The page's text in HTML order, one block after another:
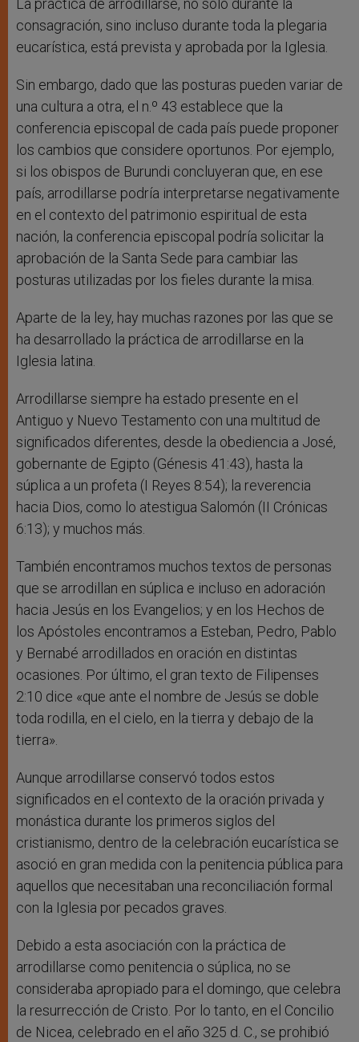
La práctica de arrodillarse, no solo durante la
consagración, sino incluso durante toda la plegaria
eucarística, está prevista y aprobada por la Iglesia.
Sin embargo, dado que las posturas pueden variar de
una cultura a otra, el n.º 43 establece que la
conferencia episcopal de cada país puede proponer
los cambios que considere oportunos. Por ejemplo,
si los obispos de Burundi concluyeran que, en ese
país, arrodillarse podría interpretarse negativamente
en el contexto del patrimonio espiritual de esta
nación, la conferencia episcopal podría solicitar la
aprobación de la Santa Sede para cambiar las
posturas utilizadas por los fieles durante la misa.
Aparte de la ley, hay muchas razones por las que se
ha desarrollado la práctica de arrodillarse en la
Iglesia latina.
Arrodillarse siempre ha estado presente en el
Antiguo y Nuevo Testamento con una multitud de
significados diferentes, desde la obediencia a José,
gobernante de Egipto (Génesis 41:43), hasta la
súplica a un profeta (I Reyes 8:54); la reverencia
hacia Dios, como lo atestigua Salomón (II Crónicas
6:13); y muchos más.
También encontramos muchos textos de personas
que se arrodillan en súplica e incluso en adoración
hacia Jesús en los Evangelios; y en los Hechos de
los Apóstoles encontramos a Esteban, Pedro, Pablo
y Bernabé arrodillados en oración en distintas
ocasiones. Por último, el gran texto de Filipenses
2:10 dice «que ante el nombre de Jesús se doble
toda rodilla, en el cielo, en la tierra y debajo de la
tierra».
Aunque arrodillarse conservó todos estos
significados en el contexto de la oración privada y
monástica durante los primeros siglos del
cristianismo, dentro de la celebración eucarística se
asoció en gran medida con la penitencia pública para
aquellos que necesitaban una reconciliación formal
con la Iglesia por pecados graves.
Debido a esta asociación con la práctica de
arrodillarse como penitencia o súplica, no se
consideraba apropiado para el domingo, que celebra
la resurrección de Cristo. Por lo tanto, en el Concilio
de Nicea, celebrado en el año 325 d. C., se prohibió